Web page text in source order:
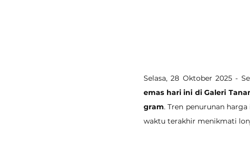
Selasa, 28 Oktober 2025 -
emas hari ini di Galeri
gram. Tren penurunan
waktu terakhir menikmati